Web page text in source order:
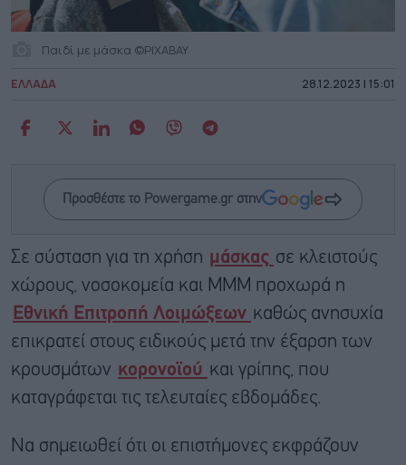
Παιδί με μάσκα ©PIXABAY
ΕΛΛΑΔΑ 28.12.2023 | 15:01
Προσθέστε το Powergame.gr στην
Σε σύσταση για τη χρήση μάσκας σε κλειστούς
χώρους, νοσοκομεία και ΜΜΜ προχωρά η
Εθνική Επιτροπή Λοιμώξεων καθώς ανησυχία
επικρατεί στους ειδικούς μετά την έξαρση των
κρουσμάτων κορονοϊού και γρίπης, που
καταγράφεται τις τελευταίες εβδομάδες.
Να σημειωθεί ότι οι επιστήμονες εκφράζουν